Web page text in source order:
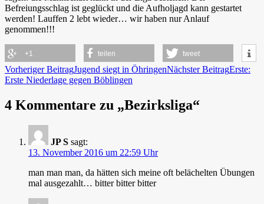
Befreiungsschlag ist geglückt und die Aufholjagd kann gestartet
werden! Lauffen 2 lebt wieder… wir haben nur Anlauf
genommen!!!
+1 teilen tweet
Beitragsnavigation
Vorheriger BeitragJugend siegt in ÖhringenNächster BeitragErste:
Erste Niederlage gegen Böblingen
4 Kommentare zu „Bezirksliga“
JP S sagt:
13. November 2016 um 22:59 Uhr
man man man, da hätten sich meine oft belächelten Übungen
mal ausgezahlt… bitter bitter bitter